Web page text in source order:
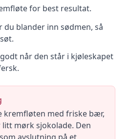
for best resultat.
blander inn sødmen, så
når den står i kjøleskapet
kremfløten med friske bær,
mørk sjokolade. Den